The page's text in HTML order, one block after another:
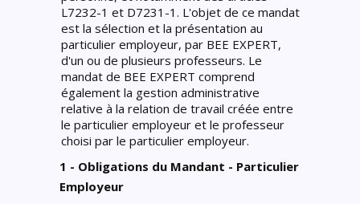
L7232-1 et D7231-1. L'objet de ce mandat
est la sélection et la présentation au
particulier employeur, par BEE EXPERT,
d'un ou de plusieurs professeurs. Le
mandat de BEE EXPERT comprend
également la gestion administrative
relative à la relation de travail créée entre
le particulier employeur et le professeur
choisi par le particulier employeur.
1 - Obligations du Mandant - Particulier
Employeur